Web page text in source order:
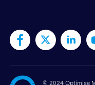
© 2024 Optimise